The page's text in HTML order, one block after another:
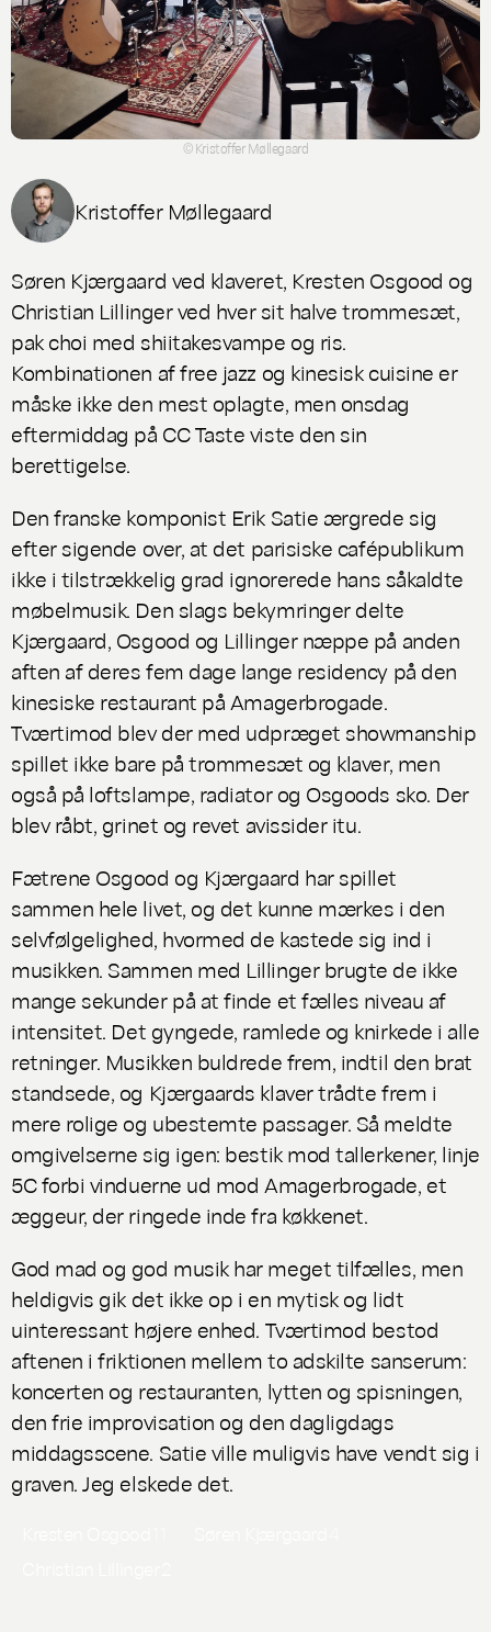
© Kristoffer Møllegaard
Kristoffer Møllegaard
Søren Kjærgaard ved klaveret, Kresten Osgood og
Christian Lillinger ved hver sit halve trommesæt,
pak choi med shiitakesvampe og ris.
Kombinationen af free jazz og kinesisk cuisine er
måske ikke den mest oplagte, men onsdag
eftermiddag på CC Taste viste den sin
berettigelse.
Den franske komponist Erik Satie ærgrede sig
efter sigende over, at det parisiske cafépublikum
ikke i tilstrækkelig grad ignorerede hans såkaldte
møbelmusik. Den slags bekymringer delte
Kjærgaard, Osgood og Lillinger næppe på anden
aften af deres fem dage lange residency på den
kinesiske restaurant på Amagerbrogade.
Tværtimod blev der med udpræget showmanship
spillet ikke bare på trommesæt og klaver, men
også på loftslampe, radiator og Osgoods sko. Der
blev råbt, grinet og revet avissider itu.
Fætrene Osgood og Kjærgaard har spillet
sammen hele livet, og det kunne mærkes i den
selvfølgelighed, hvormed de kastede sig ind i
musikken. Sammen med Lillinger brugte de ikke
mange sekunder på at finde et fælles niveau af
intensitet. Det gyngede, ramlede og knirkede i alle
retninger. Musikken buldrede frem, indtil den brat
standsede, og Kjærgaards klaver trådte frem i
mere rolige og ubestemte passager. Så meldte
omgivelserne sig igen: bestik mod tallerkener, linje
5C forbi vinduerne ud mod Amagerbrogade, et
æggeur, der ringede inde fra køkkenet.
God mad og god musik har meget tilfælles, men
heldigvis gik det ikke op i en mytisk og lidt
uinteressant højere enhed. Tværtimod bestod
aftenen i friktionen mellem to adskilte sanserum:
koncerten og restauranten, lytten og spisningen,
den frie improvisation og den dagligdags
middagsscene. Satie ville muligvis have vendt sig i
graven. Jeg elskede det.